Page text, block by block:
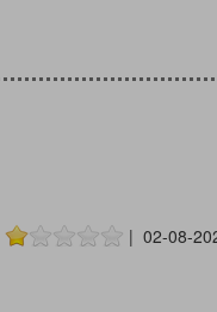
| 02-08-